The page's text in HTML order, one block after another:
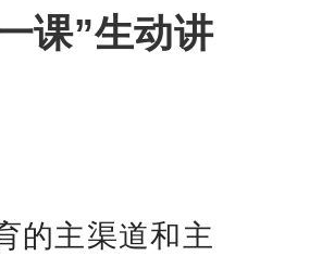
课”生动讲
的主渠道和主